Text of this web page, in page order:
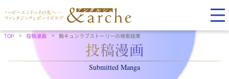
TOP 投稿漫画 胸キュンラブストーリーの検索結果
Submitted Manga